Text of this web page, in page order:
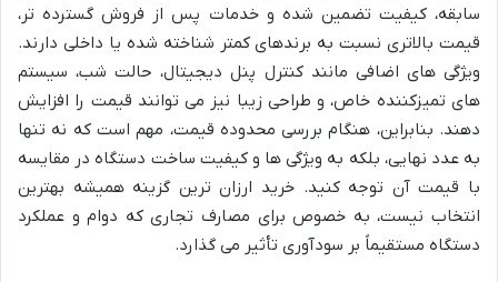
سابقه، کیفیت تضمین شده و خدمات پس از فروش گسترده تر،
قیمت بالاتری نسبت به برندهای کمتر شناخته شده یا داخلی دارند.
ویژگی های اضافی مانند کنترل پنل دیجیتال، حالت شب، سیستم
های تمیزکننده خاص، و طراحی زیبا نیز می توانند قیمت را افزایش
دهند. بنابراین، هنگام بررسی محدوده قیمت، مهم است که نه تنها
به عدد نهایی، بلکه به ویژگی ها و کیفیت ساخت دستگاه در مقایسه
با قیمت آن توجه کنید. خرید ارزان ترین گزینه همیشه بهترین
انتخاب نیست، به خصوص برای مصارف تجاری که دوام و عملکرد
دستگاه مستقیماً بر سودآوری تأثیر می گذارد.